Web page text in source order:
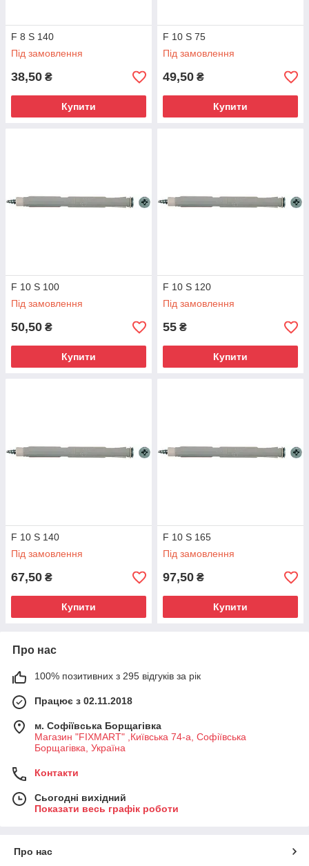
F 8 S 140
Під замовлення
38,50 ₴
Купити
F 10 S 75
Під замовлення
49,50 ₴
Купити
F 10 S 100
Під замовлення
50,50 ₴
Купити
F 10 S 120
Під замовлення
55 ₴
Купити
F 10 S 140
Під замовлення
67,50 ₴
Купити
F 10 S 165
Під замовлення
97,50 ₴
Купити
Про нас
100% позитивних з 295 відгуків за рік
Працює з 02.11.2018
м. Софіївська Борщагівка
Магазин "FIXMART" ,Київська 74-a, Софіївська
Борщагівка, Україна
Контакти
Сьогодні вихідний
Показати весь графік роботи
Про нас